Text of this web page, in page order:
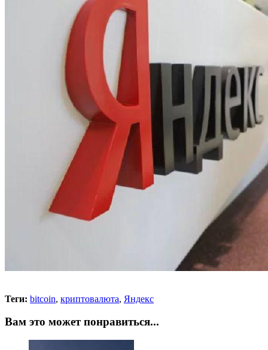
Теги: bitcoin, криптовалюта, Яндекс
Вам это может понравиться...